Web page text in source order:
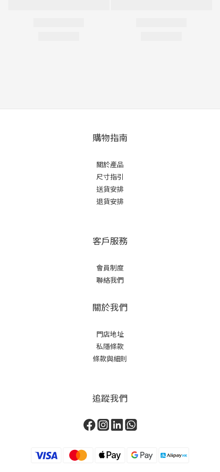
購物指南
關於產品
尺寸指引
送貨安排
退貨安排
客戶服務
會員制度
聯絡我們
關於我們
門店地址
私隱條款
條款與細則
追蹤我們